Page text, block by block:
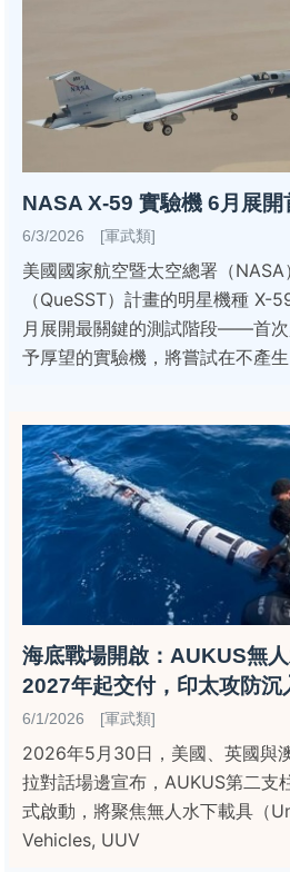
NASA X-59 實驗機 6月展
6/3/2026 [軍武類]
美國國家航空暨太空總署（NASA
（QueSST）計畫的明星機種
月展開最關鍵的測試階段——首
予厚望的實驗機，將嘗試在不產生
海底戰場開啟：AUKUS無
2027年起交付，印太攻防沉
6/1/2026 [軍武類]
2026年5月30日，美國、英國與
拉對話場邊宣布，AUKUS第二支
式啟動，將聚焦無人水下載具（
Vehicles, UUV